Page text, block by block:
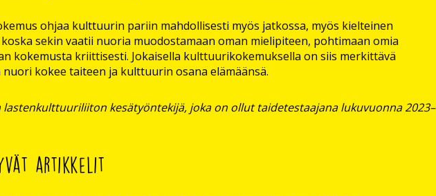
ohjaa kulttuurin pariin mahdollisesti myös jatkossa, myös kielteinen
sekin vaatii nuoria muodostamaan oman mielipiteen, pohtimaan omia
kokemusta kriittisesti. Jokaisella kulttuurikokemuksella on siis merkittävä
kokee taiteen ja kulttuurin osana elämäänsä.
kesätyöntekijä, joka on ollut taidetestaajana lukuvuonna 2023–
artikkelit